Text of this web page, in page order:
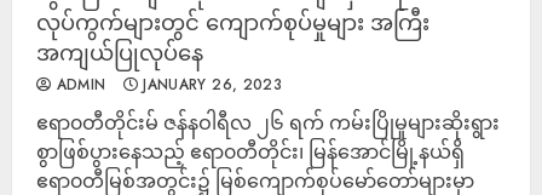
လုပ်ကွက်များတွင် ကျောက်စုပ်မှုများ အကြီး
အကျယ်ပြုလုပ်နေ
ADMIN JANUARY 26, 2023
ဧရာ၀တီတိုင်းမ် ဇန်နဝါရီလ ၂၆ ရက် ကမ်းပြိုမှုများဆိုးရွား
စွာဖြစ်ပွားနေသည့် ဧရာ၀တီတိုင်း၊ မြန်အောင်မြို့နယ်ရှိ
ဧရာ၀တီမြစ်အတွင်း၌ မြစ်ကျောက်စုပ်မော်တော်များမှာ